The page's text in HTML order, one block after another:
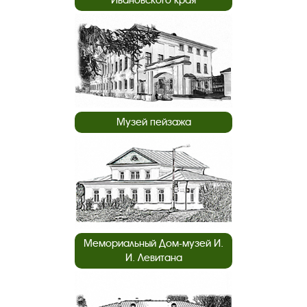
Музей пейзажа
Мемориальный Дом-музей И.
И. Левитана